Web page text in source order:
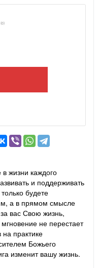
(0)
жизни каждого
и поддерживать
будете
а в прямом смысле
вас Свою жизнь,
не перестает
практике
Божьего
изменит вашу жизнь.